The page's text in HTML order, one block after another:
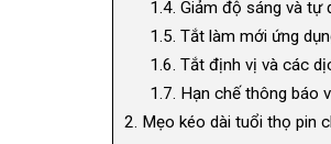
1.4. Giảm độ sáng và tự
1.5. Tắt làm mới ứng
1.6. Tắt định vị và các
1.7. Hạn chế thông báo
2. Mẹo kéo dài tuổi thọ pin